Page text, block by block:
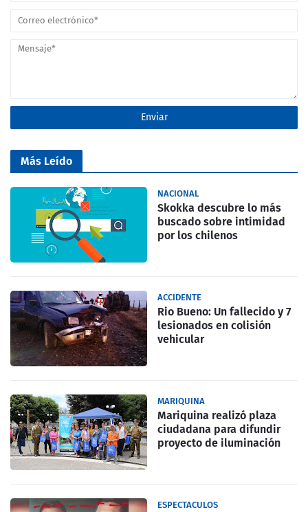
Más Leído
NACIONAL
Skokka descubre lo más
buscado sobre intimidad
por los chilenos
ACCIDENTE
Rio Bueno: Un fallecido y 7
lesionados en colisión
vehicular
MARIQUINA
Mariquina realizó plaza
ciudadana para difundir
proyecto de iluminación
ESPECTACULOS